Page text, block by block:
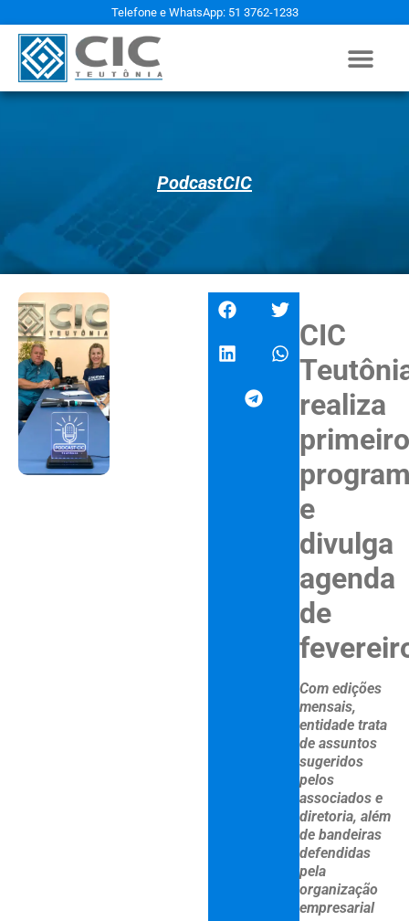
Telefone e WhatsApp: 51 3762-1233
PodcastCIC
CIC
realiza
primeiro
e
divulga
agenda
de
Com edições
mensais,
entidade trata
de assuntos
sugeridos
pelos
associados e
diretoria, além
de bandeiras
defendidas
pela
organização
empresarial